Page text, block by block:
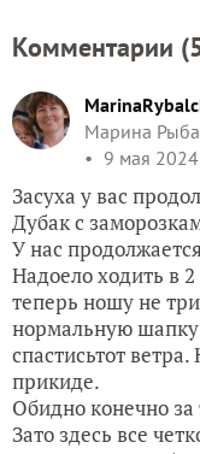
Комментарии (
Марина
9 мая
Засуха у вас
Дубак с
У нас
Надоело ходить в
теперь ношу не
нормальную
спастисьтот
прикиде.
Обидно конечно
Зато здесь все